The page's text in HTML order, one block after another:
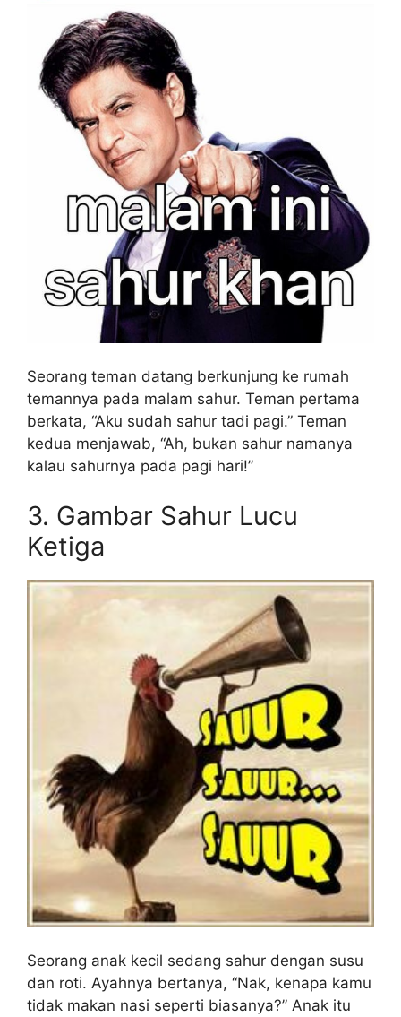
Seorang teman datang berkunjung ke rumah
temannya pada malam sahur. Teman pertama
berkata, “Aku sudah sahur tadi pagi.” Teman
kedua menjawab, “Ah, bukan sahur namanya
kalau sahurnya pada pagi hari!”
3. Gambar Sahur Lucu
Ketiga
Seorang anak kecil sedang sahur dengan susu
dan roti. Ayahnya bertanya, “Nak, kenapa kamu
tidak makan nasi seperti biasanya?” Anak itu